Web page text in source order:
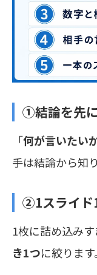
①結論を先
「何が言いたい
手は結論から知
②1スライド
1枚に詰め込みす
き1つに絞ります